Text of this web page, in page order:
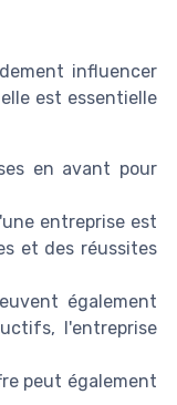
influencer
est essentielle
en avant pour
entreprise est
et des réussites
également
l'entreprise
peut également